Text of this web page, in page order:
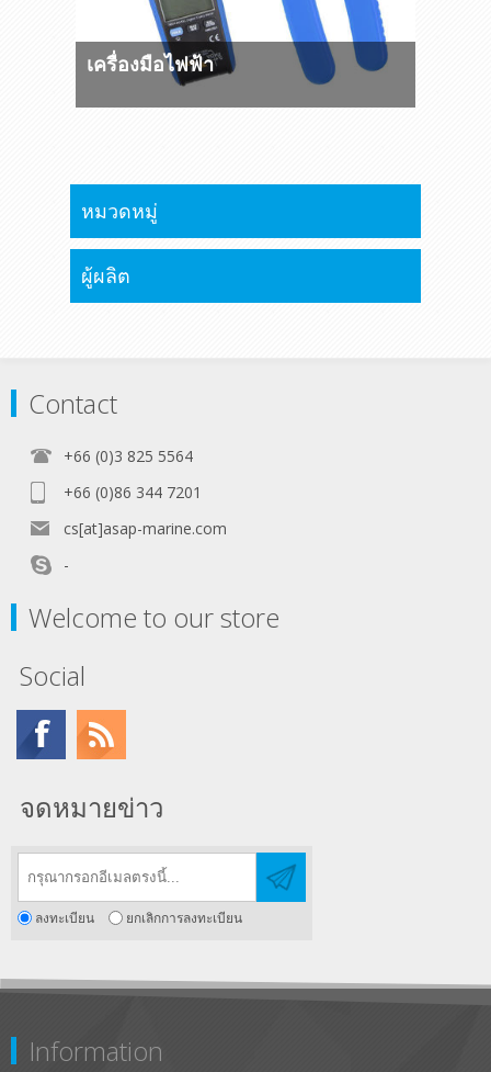
เครื่องมือไฟฟ้า
หมวดหมู่
ผู้ผลิต
Contact
+66 (0)3 825 5564
+66 (0)86 344 7201
cs[at]asap-marine.com
-
Welcome to our store
Social
จดหมายข่าว
ลงทะเบียน ยกเลิกการลงทะเบียน
Information